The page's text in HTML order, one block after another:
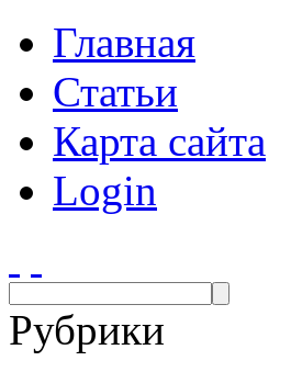
Главная
Статьи
Карта сайта
Login
Рубрики